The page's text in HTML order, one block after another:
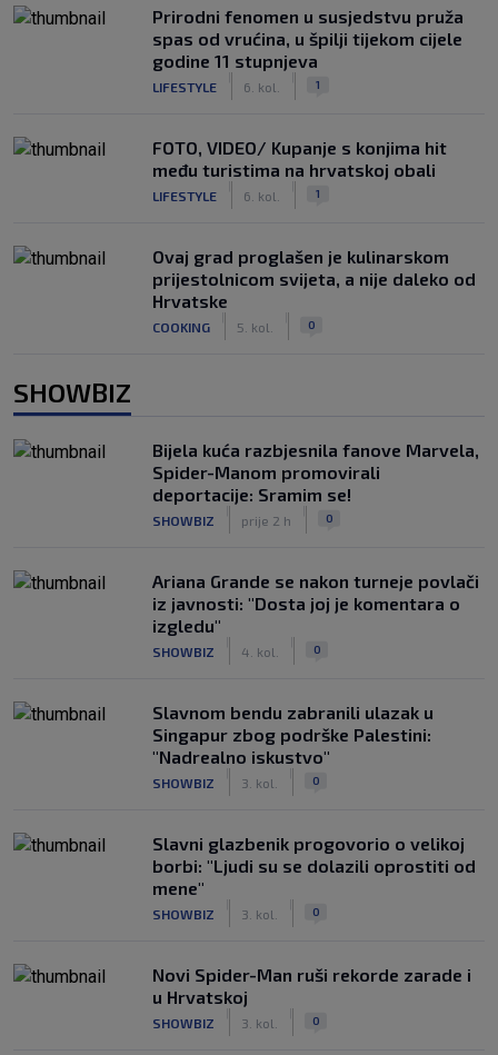
Prirodni fenomen u susjedstvu pruža
spas od vrućina, u špilji tijekom cijele
godine 11 stupnjeva
LIFESTYLE 6. kol. 1
FOTO, VIDEO/ Kupanje s konjima hit
među turistima na hrvatskoj obali
LIFESTYLE 6. kol. 1
Ovaj grad proglašen je kulinarskom
prijestolnicom svijeta, a nije daleko od
Hrvatske
COOKING 5. kol. 0
SHOWBIZ
Bijela kuća razbjesnila fanove Marvela,
Spider-Manom promovirali
deportacije: Sramim se!
SHOWBIZ prije 2 h 0
Ariana Grande se nakon turneje povlači
iz javnosti: "Dosta joj je komentara o
izgledu"
SHOWBIZ 4. kol. 0
Slavnom bendu zabranili ulazak u
Singapur zbog podrške Palestini:
"Nadrealno iskustvo"
SHOWBIZ 3. kol. 0
Slavni glazbenik progovorio o velikoj
borbi: "Ljudi su se dolazili oprostiti od
mene"
SHOWBIZ 3. kol. 0
Novi Spider-Man ruši rekorde zarade i
u Hrvatskoj
SHOWBIZ 3. kol. 0